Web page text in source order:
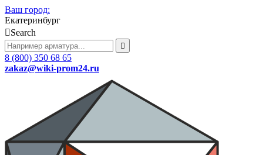
Ваш город:
Екатеринбург
Search
8 (800) 350 68 65
zakaz@wiki-prom24.ru